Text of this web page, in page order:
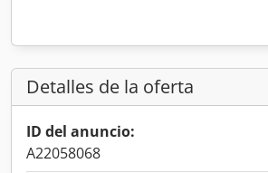
Detalles de la oferta
ID del anuncio:
A22058068